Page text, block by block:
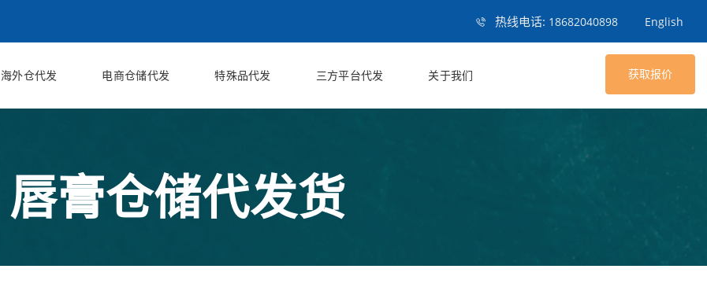
热线电话: 18682040898 English
海外仓代发 电商仓储代发 特殊品代发 三方平台代发 关于我们 获取报价
唇膏仓储代发货